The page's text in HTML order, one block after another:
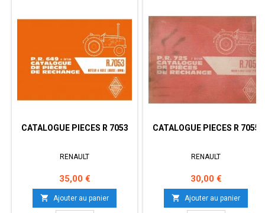
CATALOGUE PIECES R 7053
RENAULT
Prix
35,00 €
 Ajouter au panier
CATALOGUE PIECES R 7055
RENAULT
Prix
30,00 €
 Ajouter au panier